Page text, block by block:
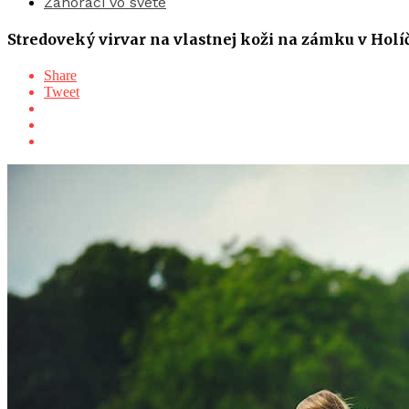
Stredoveký virvar na vlastnej koži na zámku v
Share
Tweet